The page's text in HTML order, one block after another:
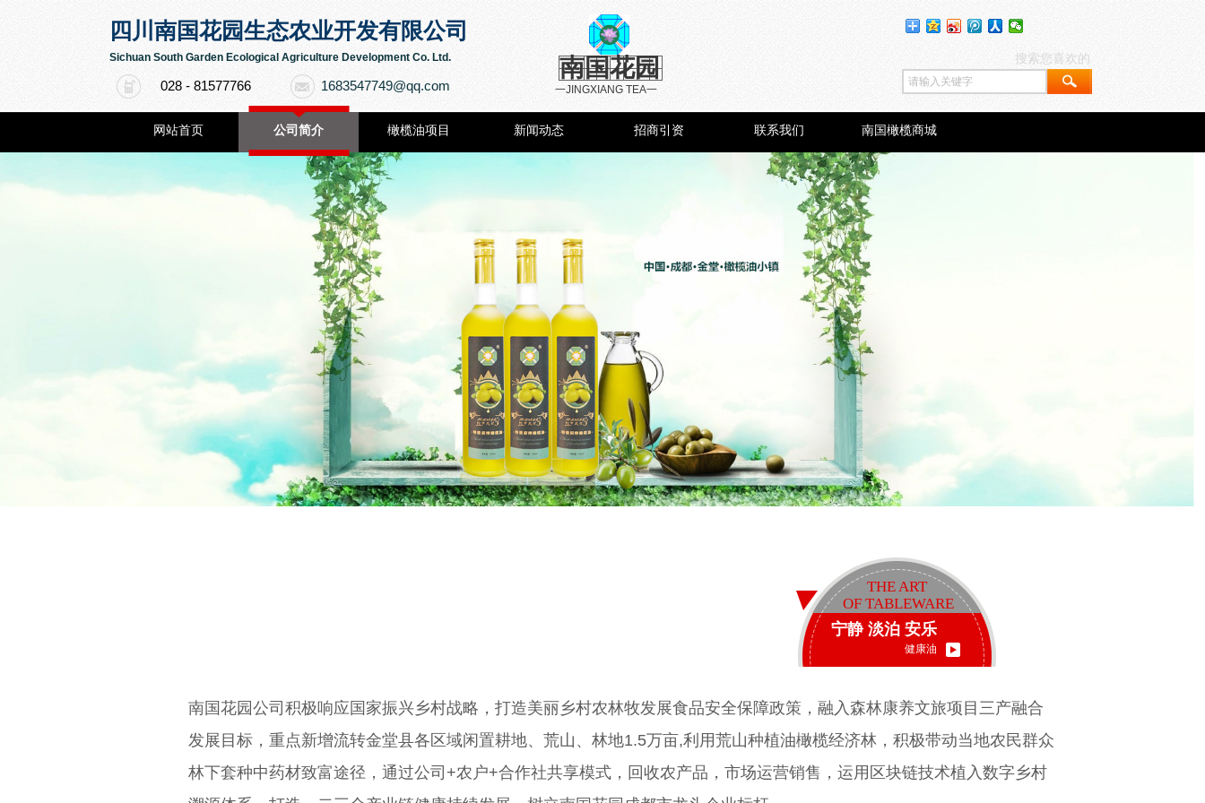
搜索您喜欢的
四川南国花园生态农业开发有限公司
一JINGXIANG TEA一
028 - 81577766
Sichuan South Garden Ecological Agriculture Development Co. Ltd. 南国花园
1683547749@qq.com
18161255003
网站首页 公司简介 橄榄油项目 新闻动态 招商引资 联系我们 南国橄榄商城
THE ART
OF TABLEWARE
宁静 淡泊 安乐​​
健康油
南国花园公司积极响应国家振兴乡村战略，打造美丽乡村农林牧发展食品安全保障政策，融入森林康养文旅项目三产融合
发展目标，重点新增流转金堂县各区域闲置耕地、荒山、林地1.5万亩,利用荒山种植油橄榄经济林，积极带动当地农民群众
林下套种中药材致富途径，通过公司+农户+合作社共享模式，回收农产品，市场运营销售，运用区块链技术植入数字乡村